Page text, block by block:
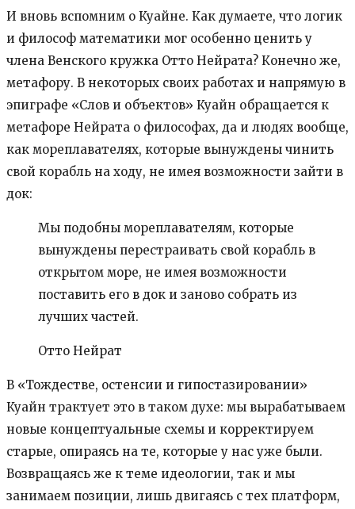
И вновь вспомним о Куайне. Как думаете, что логик
и философ математики мог особенно ценить у
члена Венского кружка Отто Нейрата? Конечно же,
метафору. В некоторых своих работах и напрямую в
эпиграфе «Слов и объектов» Куайн обращается к
метафоре Нейрата о философах, да и людях вообще,
как мореплавателях, которые вынуждены чинить
свой корабль на ходу, не имея возможности зайти в
док:
Мы подобны мореплавателям, которые
вынуждены перестраивать свой корабль в
открытом море, не имея возможности
поставить его в док и заново собрать из
лучших частей.
Отто Нейрат
В «Тождестве, остенсии и гипостазировании»
Куайн трактует это в таком духе: мы вырабатываем
новые концептуальные схемы и корректируем
старые, опираясь на те, которые у нас уже были.
Возвращаясь же к теме идеологии, так и мы
занимаем позиции, лишь двигаясь с тех платформ,